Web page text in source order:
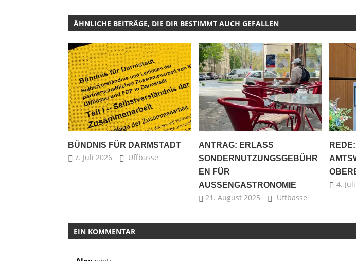
ÄHNLICHE BEITRÄGE, DIE DIR BESTIMMT AUCH GEFALLEN
BÜNDNIS FÜR DARMSTADT
7. Juli 2026 Uffbasse
ANTRAG: ERLASS
SONDERNUTZUNGSGEBÜHR
EN FÜR
AUSSENGASTRONOMIE
21. August 2025 Uffbasse
4.
EIN KOMMENTAR